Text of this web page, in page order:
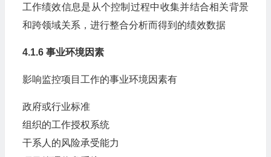
工作绩效信息是从个控制过程中收集并结合相关背景
和跨领域关系，进行整合分析而得到的绩效数据
4.1.6 事业环境因素
影响监控项目工作的事业环境因素有
政府或行业标准
组织的工作授权系统
干系人的风险承受能力